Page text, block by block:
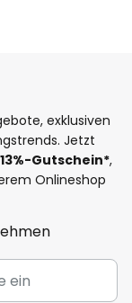
exklusiven
Jetzt
13%-Gutschein*,
Onlineshop